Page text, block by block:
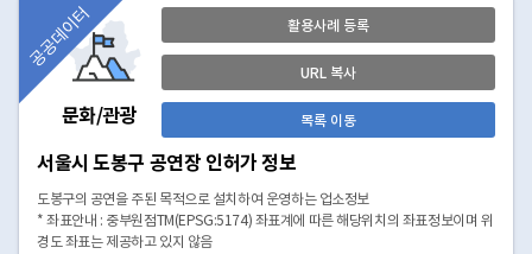
문화/관광
공공데이터 활용사례 등록
URL 복사
목록 이동
서울시 도봉구 공연장 인허가 정보
도봉구의 공연을 주된 목적으로 설치하여 운영하는 업소정보
* 좌표안내 : 중부원점TM(EPSG:5174) 좌표계에 따른 해당위치의 좌표정보이며 위
경도 좌표는 제공하고 있지 않음